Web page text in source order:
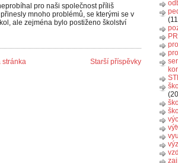
pro naši společnost příliš
mnoho problémů, se kterými se v
ale zejména bylo postiženo školství
Starší příspěvky
stránka